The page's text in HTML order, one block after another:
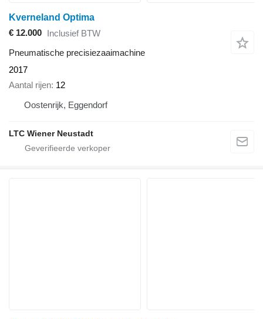
Kverneland Optima
€ 12.000 Inclusief BTW
Pneumatische precisiezaaimachine
2017
Aantal rijen 12
Oostenrijk, Eggendorf
LTC Wiener Neustadt